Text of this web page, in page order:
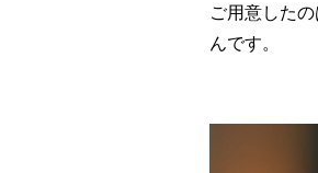
ご用意した
んです。